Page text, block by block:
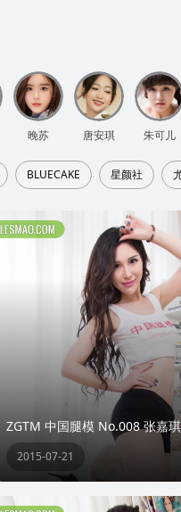
晚苏 唐安琪 朱可儿
BLUECAKE 星颜社
ZGTM 中国腿模 No.008 张嘉琪
2015-07-21